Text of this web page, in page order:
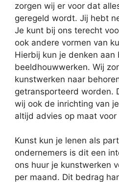
zorgen wij er voor dat
geregeld wordt. Jij hebt
Je kunt bij ons terecht
ook andere vormen van
Hierbij kun je denken aan
beeldhouwwerken. Wij
kunstwerken naar
getransporteerd worden.
wij ook de inrichting van
altijd advies op maat
Kunst kun je lenen als
ondernemers is dit een
ons huur je kunstwerken
per maand. Dit bedrag